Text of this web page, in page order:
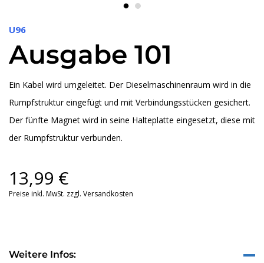
U96
Ausgabe 101
Ein Kabel wird umgeleitet. Der Dieselmaschinenraum wird in die
Rumpfstruktur eingefügt und mit Verbindungsstücken gesichert.
Der fünfte Magnet wird in seine Halteplatte eingesetzt, diese mit
der Rumpfstruktur verbunden.
13,99 €
Preise inkl. MwSt. zzgl. Versandkosten
Weitere Infos: